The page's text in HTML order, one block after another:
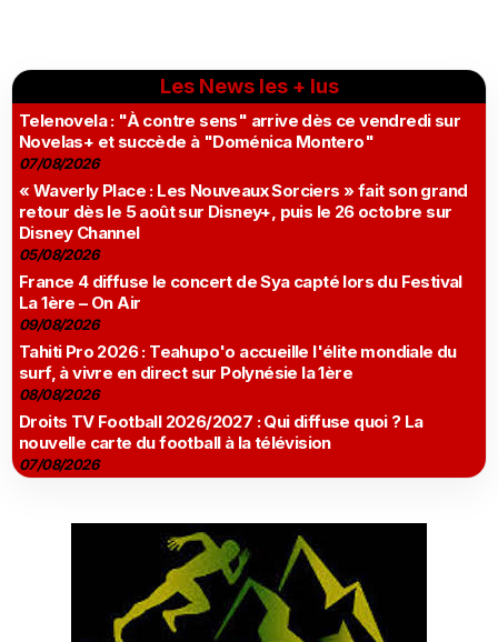
Les News les + lus
Telenovela : "À contre sens" arrive dès ce vendredi sur
Novelas+ et succède à "Doménica Montero"
07/08/2026
« Waverly Place : Les Nouveaux Sorciers » fait son grand
retour dès le 5 août sur Disney+, puis le 26 octobre sur
Disney Channel
05/08/2026
France 4 diffuse le concert de Sya capté lors du Festival
La 1ère – On Air
09/08/2026
Tahiti Pro 2026 : Teahupo'o accueille l'élite mondiale du
surf, à vivre en direct sur Polynésie la 1ère
08/08/2026
Droits TV Football 2026/2027 : Qui diffuse quoi ? La
nouvelle carte du football à la télévision
07/08/2026